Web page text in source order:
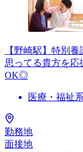
【野崎駅】特別
思ってる貴方を
OK◎
医療・福祉系
勤務地
面接地